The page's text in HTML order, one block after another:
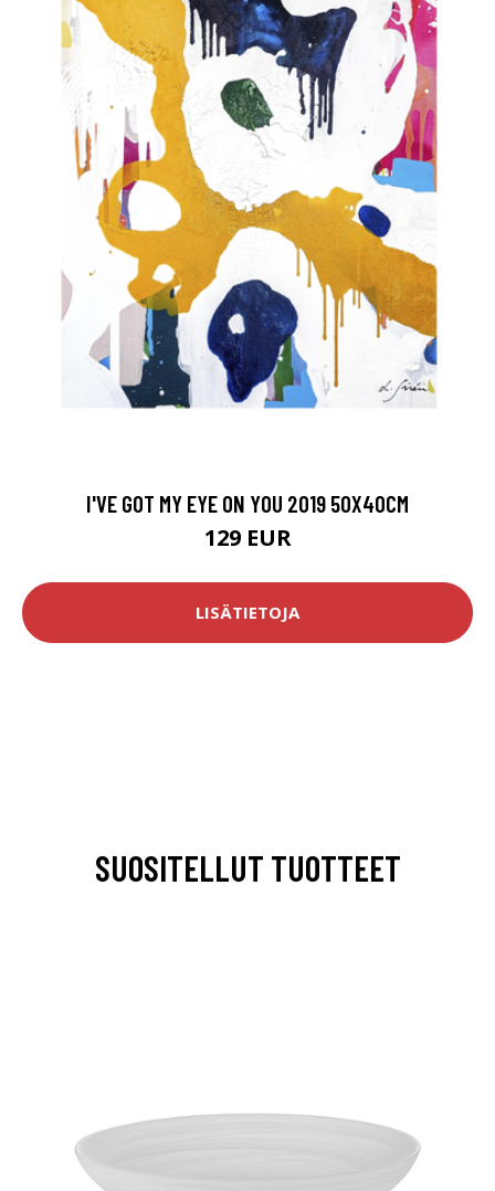
I'VE GOT MY EYE ON YOU 2019 50X40CM
129 EUR
LISÄTIETOJA
SUOSITELLUT TUOTTEET